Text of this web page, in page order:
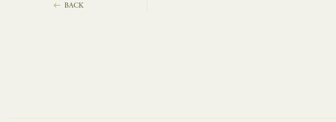
BACK